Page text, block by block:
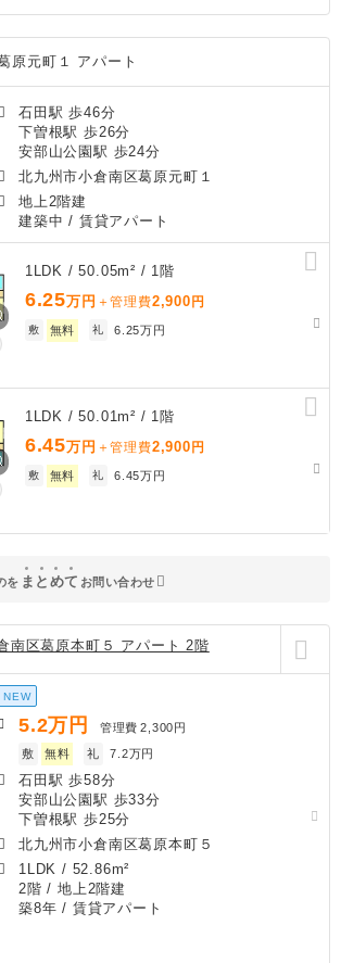
原元町１ アパート
石田駅 歩46分
下曽根駅 歩26分
安部山公園駅 歩24分
北九州市小倉南区葛原元町１
地上2階建
建築中 / 賃貸アパート
1LDK / 50.05m² / 1階
6.25万円 ＋管理費2,900 円
敷 無料 礼 6.25万円
1LDK / 50.01m² / 1階
6.45万円 ＋管理費2,900 円
敷 無料 礼 6.45万円
を ま と めて お問い合わせ
南区葛原本町５ アパート 2階
NEW
5.2万円 管理費 2,300円
敷
無料 礼 7.2万円
石田駅 歩58分
安部山公園駅 歩33分
下曽根駅 歩25分
北九州市小倉南区葛原本町５
1LDK / 52.86m²
2階 / 地上2階建
築8年 / 賃貸アパート